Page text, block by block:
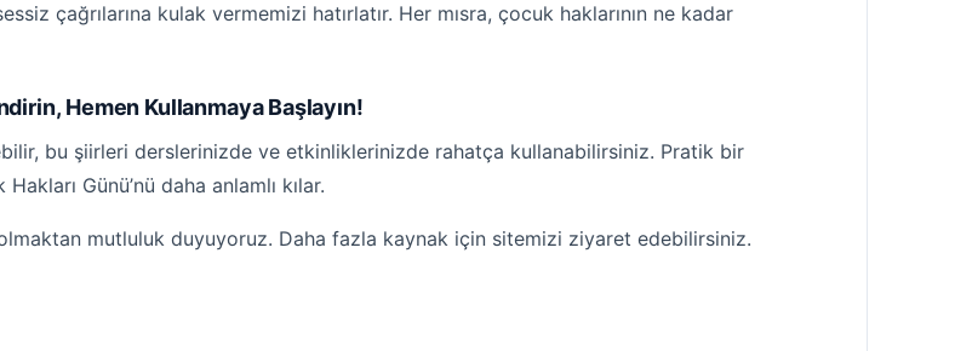
çağrılarına kulak vermemizi hatırlatır. Her mısra, çocuk haklarının ne kadar
Hemen Kullanmaya Başlayın!
bu şiirleri derslerinizde ve etkinliklerinizde rahatça kullanabilirsiniz. Pratik bir
Günü’nü daha anlamlı kılar.
mutluluk duyuyoruz. Daha fazla kaynak için sitemizi ziyaret edebilirsiniz.